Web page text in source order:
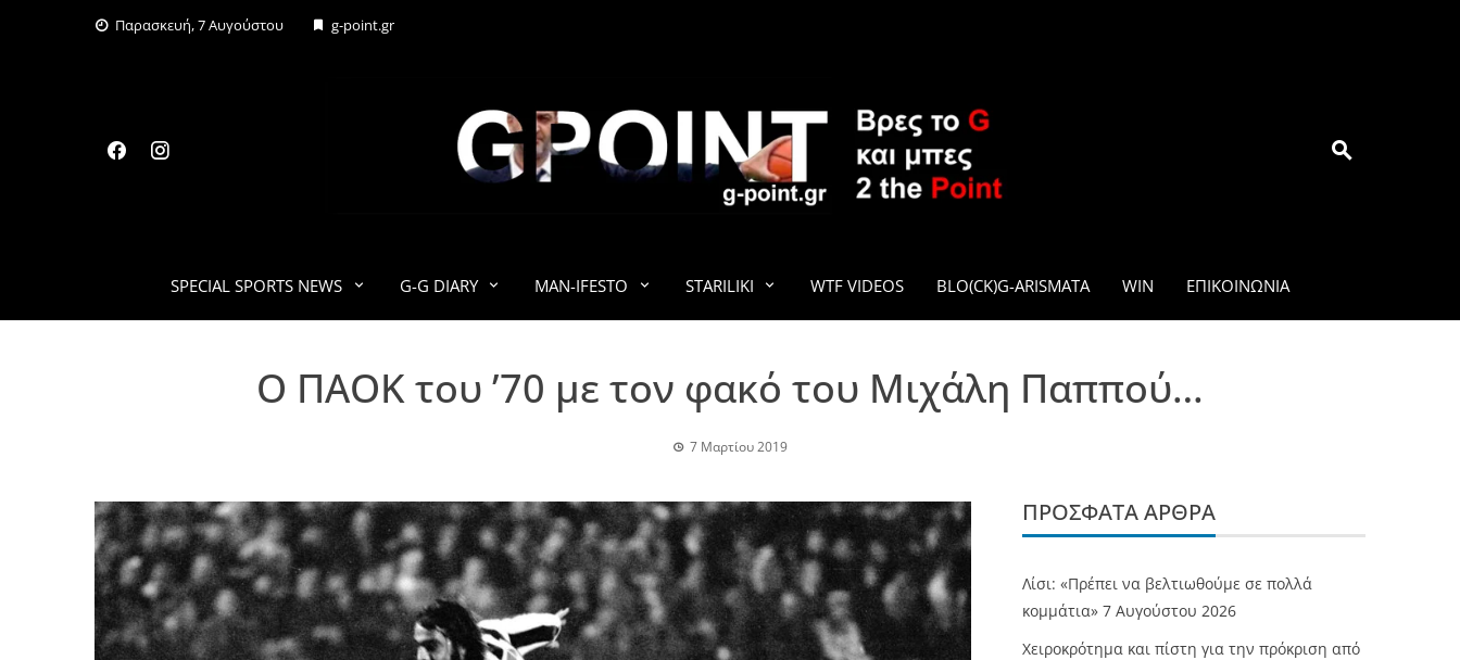
Παρασκευή, 7 Αυγούστου g-point.gr
G-POINT.GR
SPECIAL SPORTS NEWS G-G DIARY MAN-IFESTO STARILIKI WTF VIDEOS BLO(CK)G-ARISMATA WIN ΕΠΙΚΟΙΝΩΝΊΑ
Ο ΠΑΟΚ του ’70 με τον φακό του Μιχάλη Παππού…
7 Μαρτίου 2019
ΠΡΌΣΦΑΤΑ ΆΡΘΡΑ
Λίσι: «Πρέπει να βελτιωθούμε σε πολλά
κομμάτια» 7 Αυγούστου 2026
Χειροκρότημα και πίστη για την πρόκριση από